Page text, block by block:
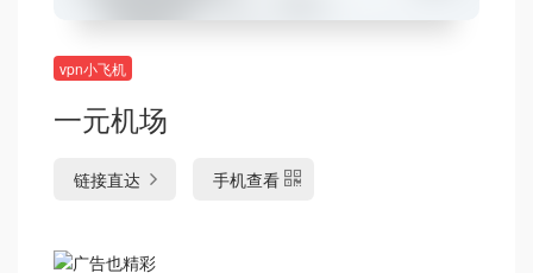
vpn小飞机
一元机场
链接直达 手机查看